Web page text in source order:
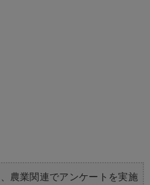
農業関連でアンケートを実施